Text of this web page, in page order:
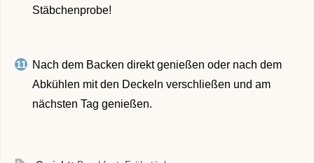
Stäbchenprobe!
Nach dem Backen direkt genießen oder nach dem
Abkühlen mit den Deckeln verschließen und am
nächsten Tag genießen.